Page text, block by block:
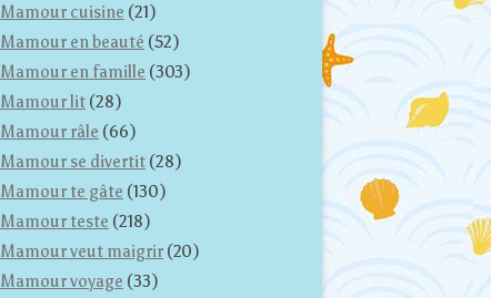
Mamour cuisine (21)
Mamour en beauté (52)
Mamour en famille (303)
Mamour lit (28)
Mamour râle (66)
Mamour se divertit (28)
Mamour te gâte (130)
Mamour teste (218)
Mamour veut maigrir (20)
Mamour voyage (33)